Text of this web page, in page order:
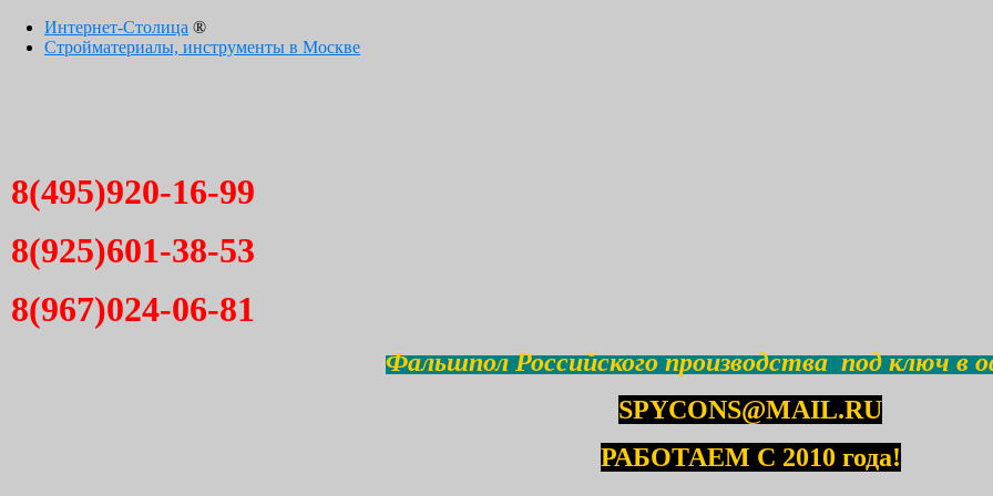
Интернет-Столица ®
Стройматериалы, инструменты в Москве
8(495)920-16-99
8(925)601-38-53
8(967)024-06-81
Фальшпол Российского производства под ключ в
SPYCONS@MAIL.RU
РАБОТАЕМ С 2010 года!